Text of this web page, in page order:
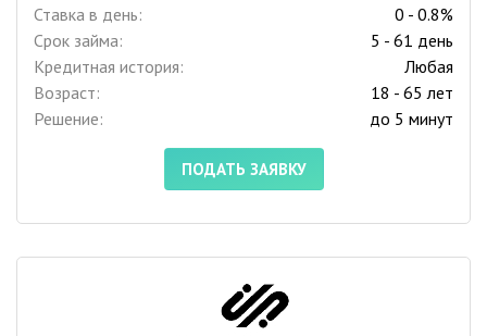
Ставка в день:
0 - 0.8%
Срок займа:
5 - 61 день
Кредитная история:
Любая
Возраст:
18 - 65 лет
Решение:
до 5 минут
ПОДАТЬ ЗАЯВКУ